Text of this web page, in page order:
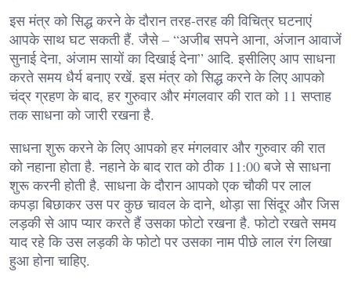
इस मंत्र को सिद्ध करने के दौरान तरह-तरह की विचित्र घटनाएं
आपके साथ घट सकती हैं. जैसे – “अजीब सपने आना, अंजान आवाजें
सुनाई देना, अंजाम सायों का दिखाई देना” आदि. इसीलिए आप साधना
करते समय धैर्य बनाए रखें. इस मंत्र को सिद्ध करने के लिए आपको
चंद्र ग्रहण के बाद, हर गुरुवार और मंगलवार की रात को 11 सप्ताह
तक साधना को जारी रखना है.
साधना शुरू करने के लिए आपको हर मंगलवार और गुरुवार की रात
को नहाना होता है. नहाने के बाद रात को ठीक 11:00 बजे से साधना
शुरू करनी होती है. साधना के दौरान आपको एक चौकी पर लाल
कपड़ा बिछाकर उस पर कुछ चावल के दाने, थोड़ा सा सिंदूर और जिस
लड़की से आप प्यार करते हैं उसका फोटो रखना है. फोटो रखते समय
याद रहे कि उस लड़की के फोटो पर उसका नाम पीछे लाल रंग लिखा
हुआ होना चाहिए.